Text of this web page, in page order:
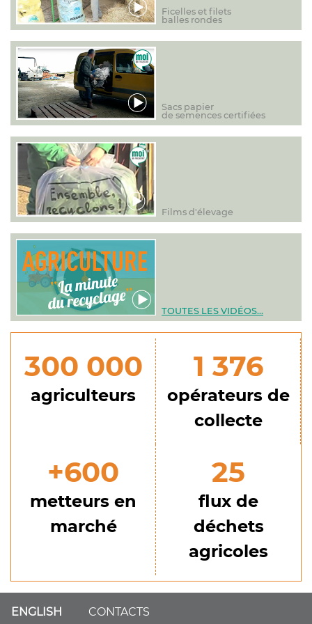
Ficelles et filets
balles rondes
Sacs papier
de semences certifiées
Films d'élevage
TOUTES LES VIDÉOS...
300 000
agriculteurs
1 376
opérateurs de
collecte
+600
metteurs en
marché
25
flux de
déchets
agricoles
ENGLISH
CONTACTS